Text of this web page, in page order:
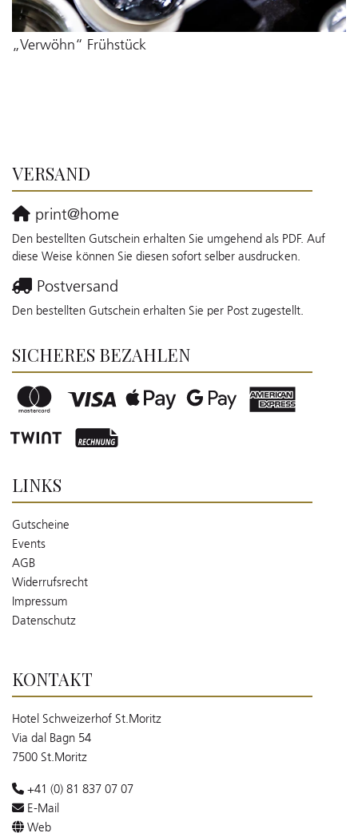
„Verwöhn“ Frühstück
VERSAND
print@home
Den bestellten Gutschein erhalten Sie umgehend als PDF. Auf
diese Weise können Sie diesen sofort selber ausdrucken.
Postversand
Den bestellten Gutschein erhalten Sie per Post zugestellt.
SICHERES BEZAHLEN
LINKS
Gutscheine
Events
AGB
Widerrufsrecht
Impressum
Datenschutz
KONTAKT
Hotel Schweizerhof St.Moritz
Via dal Bagn 54
7500 St.Moritz
+41 (0) 81 837 07 07
E-Mail
Web